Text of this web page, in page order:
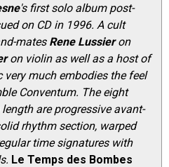
's first solo album post-
on CD in 1996. A cult
mates Rene Lussieron
on violin as well as a host of
much embodies the feel
Conventum. The eight
are progressive avant-
rhythm section, warped
time signatures with
Le Temps des Bombes